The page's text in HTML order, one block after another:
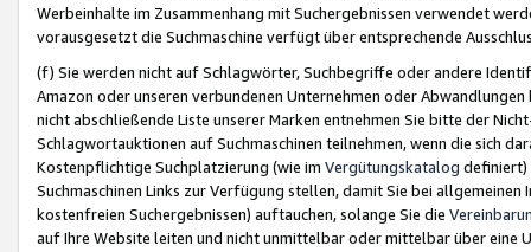
Werbeinhalte im Zusammenhang mit Suchergebnissen verwendet
vorausgesetzt die Suchmaschine verfügt über entsprechende
(f) Sie werden nicht auf Schlagwörter, Suchbegriffe oder andere
Amazon oder unseren verbundenen Unternehmen oder
nicht abschließende Liste unserer Marken entnehmen Sie bitte der
Schlagwortauktionen auf Suchmaschinen teilnehmen, wenn die sich
Kostenpflichtige Suchplatzierung (wie im Vergütungskatalog definiert)
Suchmaschinen Links zur Verfügung stellen, damit Sie bei
kostenfreien Suchergebnissen) auftauchen, solange Sie die
auf Ihre Website leiten und nicht unmittelbar oder mittelbar über eine